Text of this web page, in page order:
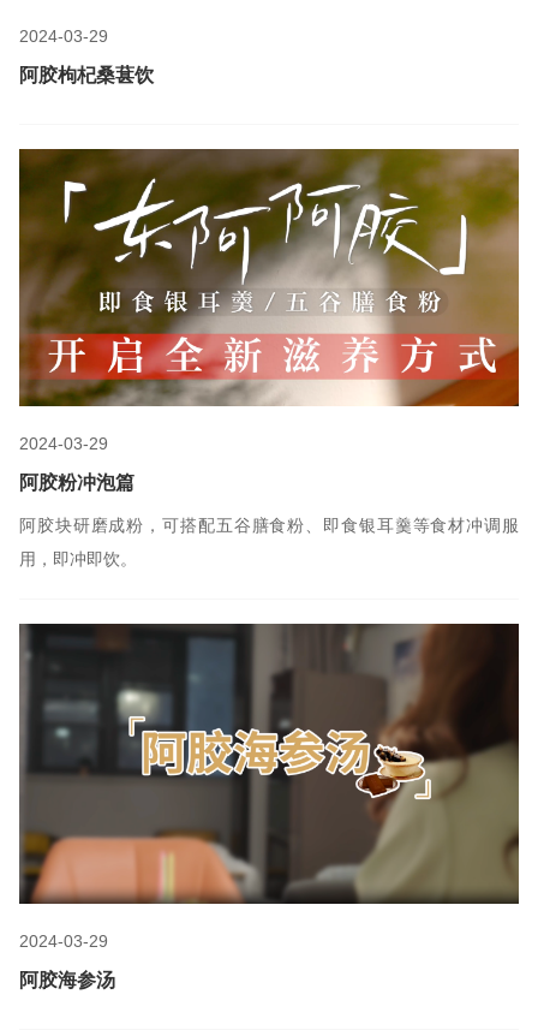
2024-03-29
阿胶枸杞桑葚饮
2024-03-29
阿胶粉冲泡篇
阿胶块研磨成粉，可搭配五谷膳食粉、即食银耳羹等食材冲调服
用，即冲即饮。
2024-03-29
阿胶海参汤